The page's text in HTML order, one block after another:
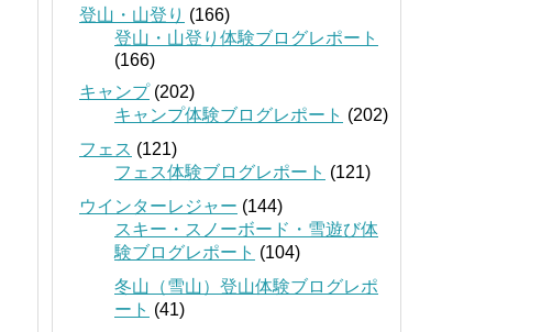
登山・山登り (166)
登山・山登り体験ブログレポート
(166)
キャンプ(202)
キャンプ体験ブログレポート (202)
フェス (121)
フェス体験ブログレポート (121)
ウインターレジャー (144)
スキー・スノーボード・雪遊び体
験ブログレポート (104)
冬山（雪山）登山体験ブログレポ
ート (41)